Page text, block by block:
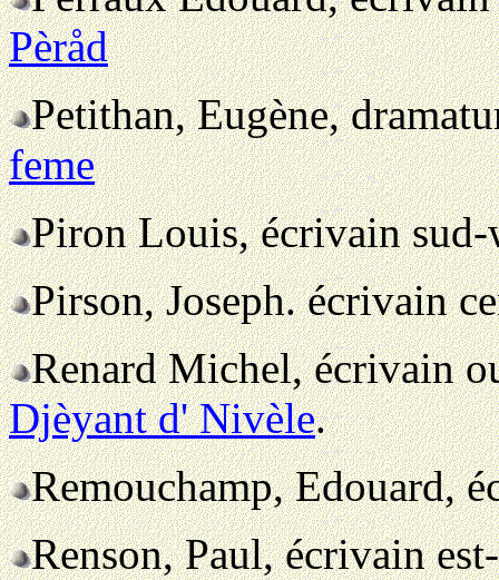
Pèråd
Petithan, Eugène,
feme
Piron Louis, écrivain
Pirson, Joseph. écrivain
Renard Michel, écrivain
Djèyant d' Nivèle.
Remouchamp, Edouard,
Renson, Paul, écrivain